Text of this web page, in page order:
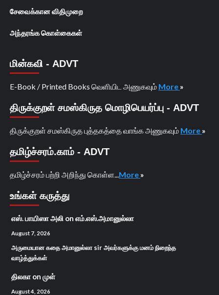
சேவைக்கான விதிமுறை
அந்தரங்க கொள்கைகள்
மின்கவி - ADVT
E-Book / Printed Books வெளியிட அணுகவும் More »
திருக்குறள் சமஸ்கிருத மொழிபெயர்ப்பு - ADVT
திருக்குறள் சமஸ்கிருத புத்தகத்தை வாங்க அணுகவும் More »
தமிழ்ச்சரம்.காம் - ADVT
தமிழ்ச்சரம் பற்றி அறிந்து கொள்ள... More »
உங்கள் கருத்து
எஸ். பாயிஸா அலி on எம்.எஸ்.அமானுல்லா
August 7, 2026
அருமையான கதை அமானுல்லா sir அவர்களுக்கு மனம் நிறைந்த
வாழ்த்துக்கள்
திலகா on முள்
August 4, 2026